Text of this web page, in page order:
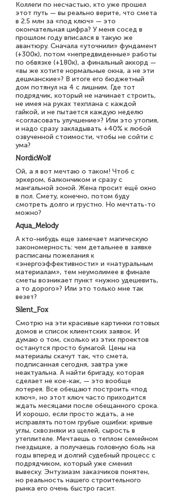
Коллеги по несчастью, кто уже прошел
этот путь — вы реально верите, что смета
в 2.5 млн за «под ключ» — это
окончательная цифра? У меня сосед в
прошлом году вписался в такую же
авантюру. Сначала «уточнили» фундамент
(+300к), потом «непредвиденные» работы
по обвязке (+180к), а финальный аккорд —
«вы же хотите нормальные окна, а не эти
дешманские»? В итоге его бюджетный
дом потянул на 4 с лишним. Где тот
подрядчик, который не начинает строить,
не имея на руках техплана с каждой
гайкой, и не пытается каждую неделю
«согласовать улучшение»? Или это утопия,
и надо сразу закладывать +40% к любой
озвученной стоимости, чтобы не сойти с
ума?
NordicWolf
Ой, а я вот мечтаю о таком! Чтоб с
эркером, балкончиком и сразу с
мангальной зоной. Жена просит ещё окно
в пол. Смету, конечно, потом буду
смотреть долго и грустно. Но мечтать-то
можно?
Aqua_Melody
А кто-нибудь еще замечает магическую
закономерность: чем детальнее в заявке
расписаны пожелания к
«энергоэффективности» и «натуральным
материалам», тем неумолимее в финале
сметы возникает пункт «нужно удешевить,
а то дорого»? Или это только мне так
везет?
Silent_Fox
Смотрю на эти красивые картинки готовых
домов и список клиентских заявок. И
думаю о том, сколько из этих проектов
останутся просто бумагой. Цены на
материалы скачут так, что смета,
подписанная сегодня, завтра уже
неактуальна. А найти бригаду, которая
сделает не кое-как, — это вообще
лотерея. Все обещают построить «под
ключ», но этот ключ часто приходится
ждать месяцами после обещанного срока.
И хорошо, если просто ждать, а не
исправлять потом грубые ошибки: кривые
углы, сквозняки из щелей, сырость в
утеплителе. Мечтаешь о теплом семейном
гнездышке, а получаешь головную боль на
годы вперед и долгий судебный процесс с
подрядчиком, который уже сменил
вывеску. Энтузиазм заказчиков понятен,
но реальность нашего строительного
рынка его очень быстро гасит.